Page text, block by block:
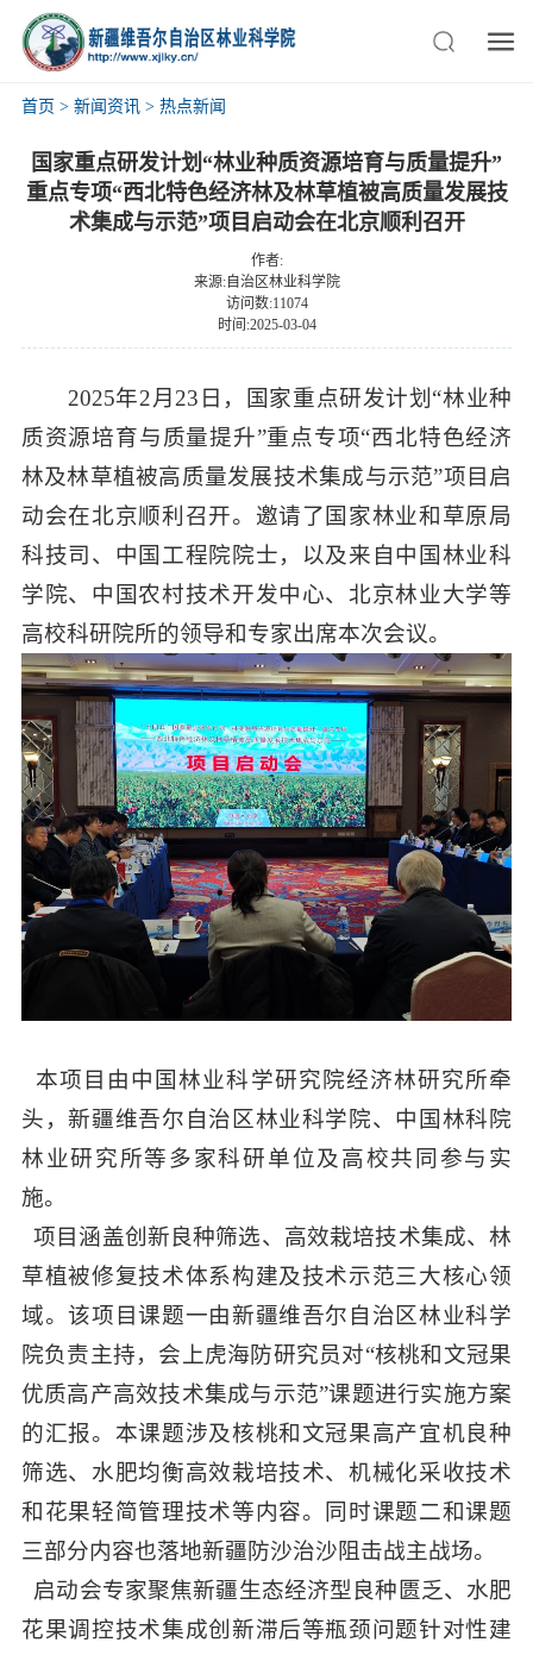
首页 > 新闻资讯> 热点新闻
国家重点研发计划“林业种质资源培育与质量提升”
重点专项“西北特色经济林及林草植被高质量发展技
术集成与示范”项目启动会在北京顺利召开
作者:
来源:自治区林业科学院
访问数:11074
时间:2025-03-04
2025年2月 23 日，国家重点研发计划“林业种
质资源培育与质量提升”重点专项“西北特色经济
林及林草植被高质量发展技术集成与示范”项目启
动会在北京顺利召开。邀请了 国家林业和草原局
科技司、中国工程院院士，以及来自中国林业科
学院、中国农村技术开发中心、北京林业大学等
高校科研院所的领导和专家出席本次会议。
本项目由中国林业科学研究院经济林研究所牵
头 ，新疆维吾尔自治区林业科学院、中国林科院
林业研究所等多家科研单位及高校共同参与实
施。
项目涵盖创新良种筛选、高效栽培技术集成、林
草植被修复技术体系构建及技术示范三大核心领
域。该项目课题一由新疆维吾尔自治区林业科学
院负责主持，会上虎海防研究员对“核桃和文冠果
优质高产高效技术集成与示范”课题进行实施方案
的汇报。本课题涉及核桃和文冠果高产宜机良种
筛选、水肥均衡高效栽培技术、机械化采收技术
和花果轻简管理技术等内容。
同时课题二和课题
三部分内容也落地新疆防沙治沙阻击战主战场。
启动会专家聚焦新疆生态经济型良种匮乏、水肥
花果调控技术集成创新滞后等瓶颈问题针对性建